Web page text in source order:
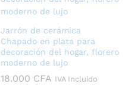
Jarrón de cerámica
Chapado en plata para
decoración del hogar, florero
moderno de lujo
18.000 CFA IVA Incluido